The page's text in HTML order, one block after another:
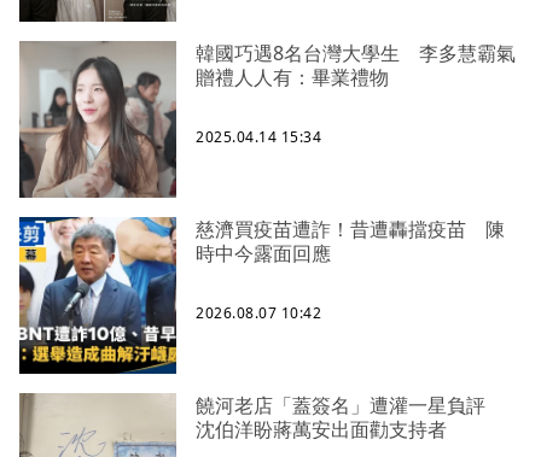
韓國巧遇8名台灣大學生 李多慧霸氣
贈禮人人有：畢業禮物
2025.04.14 15:34
慈濟買疫苗遭詐！昔遭轟擋疫苗 陳
時中今露面回應
2026.08.07 10:42
饒河老店「蓋簽名」遭灌一星負評
沈伯洋盼蔣萬安出面勸支持者